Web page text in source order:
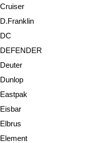
Cruiser
D.Franklin
DC
DEFENDER
Deuter
Dunlop
Eastpak
Eisbar
Elbrus
Element